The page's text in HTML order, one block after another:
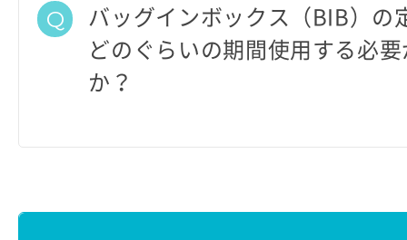
バッグインボックス（BIB）の
どのぐらいの期間使用する必
か？